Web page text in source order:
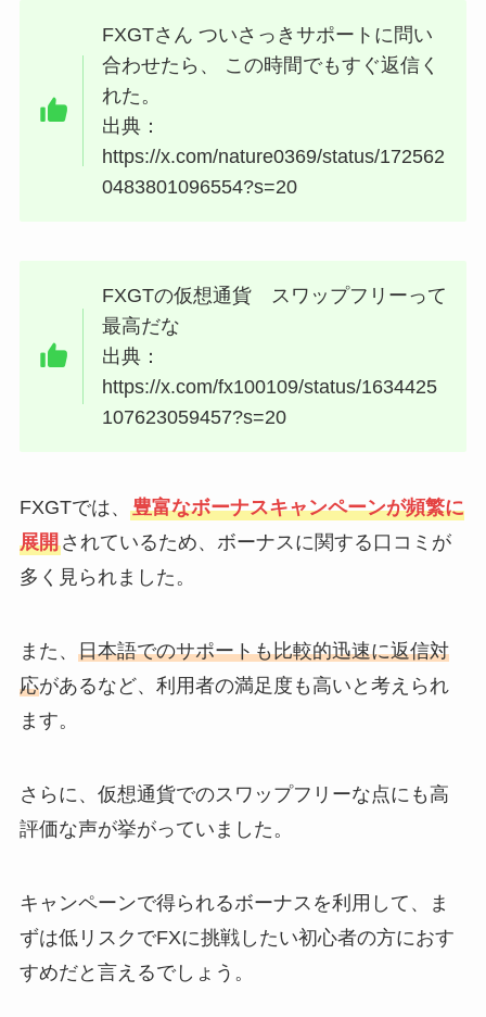
FXGTさん ついさっきサポートに問い
合わせたら、 この時間でもすぐ返信く
れた。
出典：
https://x.com/nature0369/status/172562
0483801096554?s=20
FXGTの仮想通貨 スワップフリーって
最高だな
出典：
https://x.com/fx100109/status/1634425
107623059457?s=20
FXGTでは、 豊富なボーナスキャンペーンが頻繁に
展開されているため、ボーナスに関する口コミが
多く見られました。
また、 日本語でのサポートも比較的迅速に返信対
応があるなど、利用者の満足度も高いと考えられ
ます。
さらに、仮想通貨でのスワップフリーな点にも高
評価な声が挙がっていました。
キャンペーンで得られるボーナスを利用して、ま
ずは低リスクでFXに挑戦したい初心者の方におす
すめだと言えるでしょう。